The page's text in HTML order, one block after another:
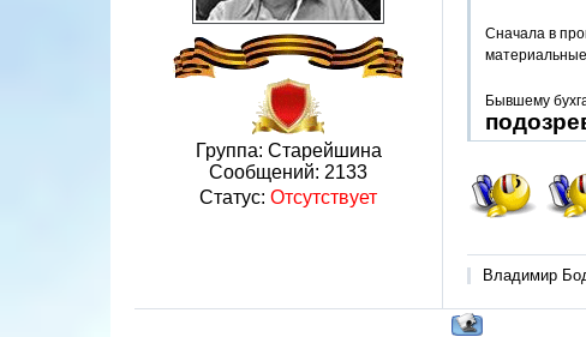
Группа: Старейшина
Сообщений: 2133
Статус: Отсутствует
Сначала в
Бывшему
Владимир